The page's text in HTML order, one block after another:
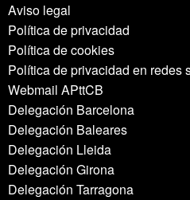
Aviso legal
Política de privacidad
Política de cookies
Política de privacidad en redes
Webmail APttCB
Delegación Barcelona
Delegación Baleares
Delegación Lleida
Delegación Girona
Delegación Tarragona